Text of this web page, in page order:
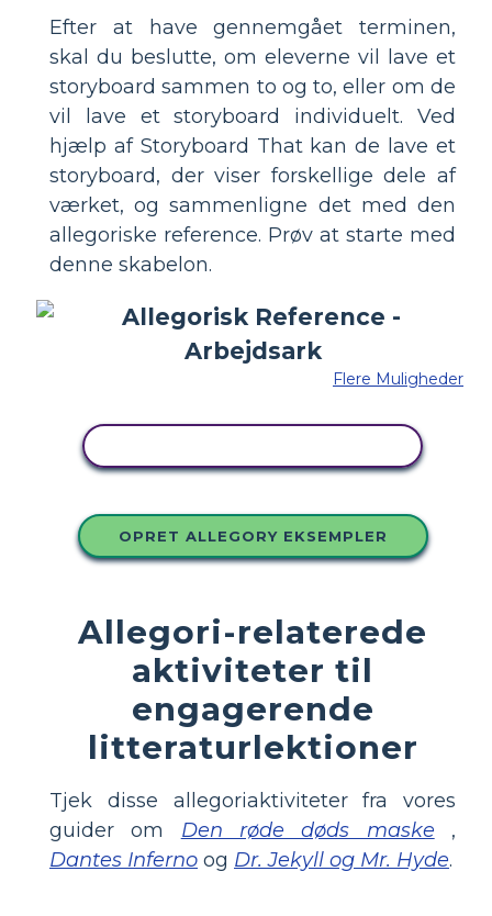
Efter at have gennemgået terminen,
skal du beslutte, om eleverne vil lave et
storyboard sammen to og to, eller om de
vil lave et storyboard individuelt. Ved
hjælp af Storyboard That kan de lave et
storyboard, der viser forskellige dele af
værket, og sammenligne det med den
allegoriske reference. Prøv at starte med
denne skabelon.
Flere Muligheder
OPRET ALLEGORY EKSEMPLER
Allegori-relaterede
aktiviteter til
engagerende
litteraturlektioner
Tjek disse allegoriaktiviteter fra vores
guider om Den røde døds maske ,
Dantes Inferno og Dr. Jekyll og Mr. Hyde.